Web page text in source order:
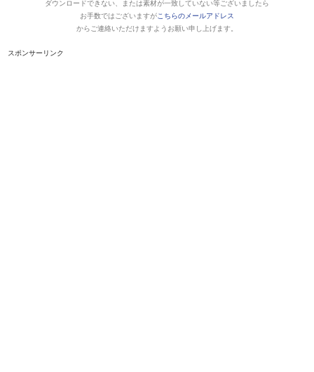
ダウンロードできない、または素材が一致していない等ございましたら
お手数ではございますがこちらのメールアドレス
からご連絡いただけますようお願い申し上げます。
スポンサーリンク